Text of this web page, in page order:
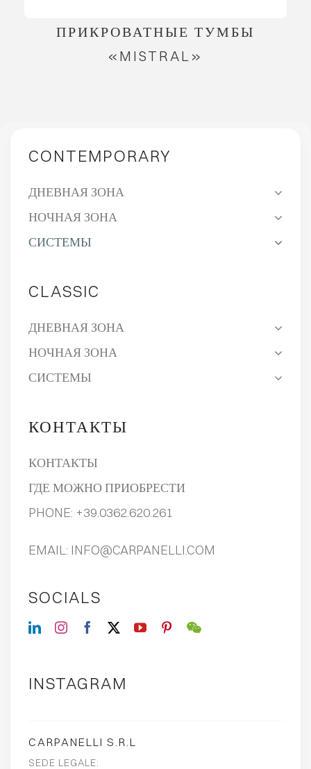
ПРИКРОВАТНЫЕ ТУМБЫ
«MISTRAL»
CONTEMPORARY
ДНЕВНАЯ ЗОНА
НОЧНАЯ ЗОНА
СИСТЕМЫ
CLASSIC
ДНЕВНАЯ ЗОНА
НОЧНАЯ ЗОНА
СИСТЕМЫ
КОНТАКТЫ
КОНТАКТЫ
ГДЕ МОЖНО ПРИОБРЕСТИ
PHONE: +39.0362.620.261
EMAIL: INFO@CARPANELLI.COM
SOCIALS
INSTAGRAM
CARPANELLI S.R.L
SEDE LEGALE: